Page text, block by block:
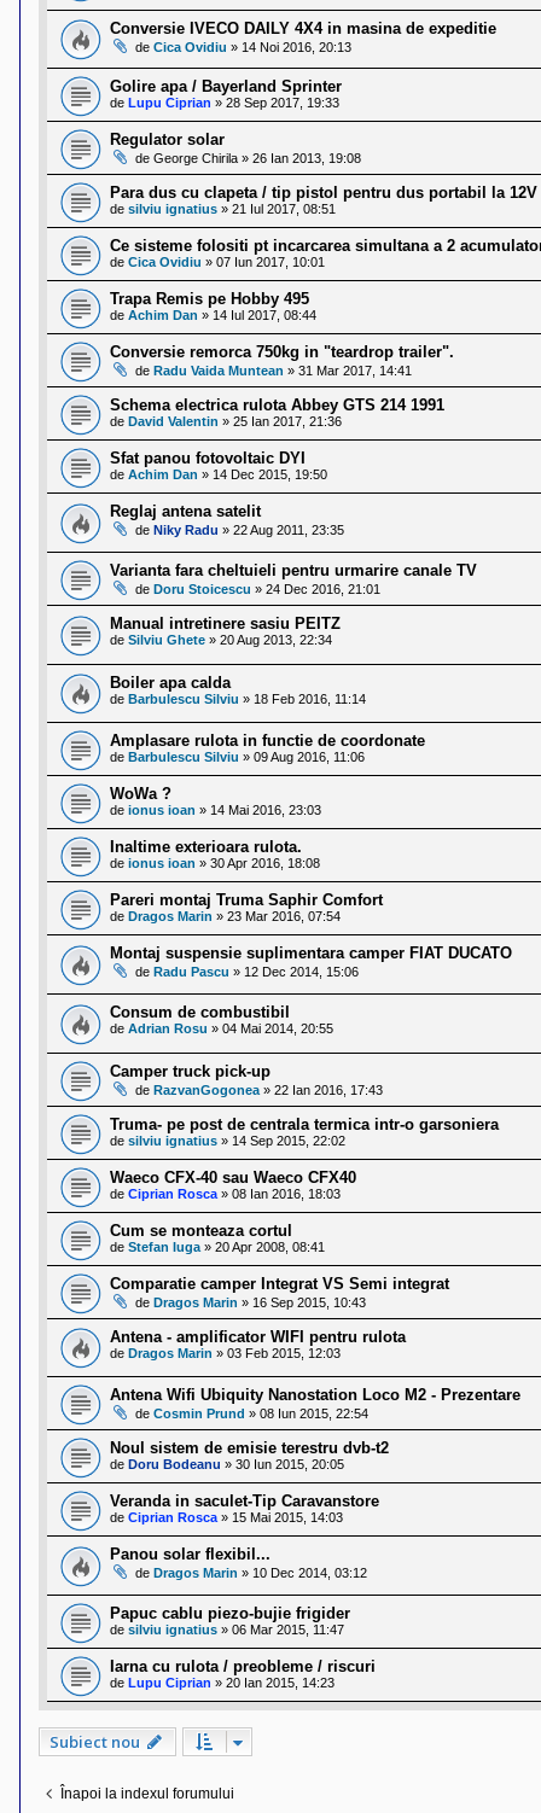
Conversie IVECO DAILY 4X4 in masina de expeditie
de Cica Ovidiu » 14 Noi 2016, 20:13
Golire apa / Bayerland Sprinter
de Lupu Ciprian » 28 Sep 2017, 19:33
Regulator solar
de George Chirila » 26 Ian 2013, 19:08
Para dus cu clapeta / tip pistol pentru dus portabil la 12V
de silviu ignatius » 21 Iul 2017, 08:51
Ce sisteme folositi pt incarcarea simultana a 2
de Cica Ovidiu » 07 Iun 2017, 10:01
Trapa Remis pe Hobby 495
de Achim Dan » 14 Iul 2017, 08:44
Conversie remorca 750kg in "teardrop trailer".
de Radu Vaida Muntean » 31 Mar 2017, 14:41
Schema electrica rulota Abbey GTS 214 1991
de David Valentin » 25 Ian 2017, 21:36
Sfat panou fotovoltaic DYI
de Achim Dan » 14 Dec 2015, 19:50
Reglaj antena satelit
de Niky Radu » 22 Aug 2011, 23:35
Varianta fara cheltuieli pentru urmarire canale TV
de Doru Stoicescu » 24 Dec 2016, 21:01
Manual intretinere sasiu PEITZ
de Silviu Ghete » 20 Aug 2013, 22:34
Boiler apa calda
de Barbulescu Silviu » 18 Feb 2016, 11:14
Amplasare rulota in functie de coordonate
de Barbulescu Silviu » 09 Aug 2016, 11:06
WoWa ?
de ionus ioan » 14 Mai 2016, 23:03
Inaltime exterioara rulota.
de ionus ioan » 30 Apr 2016, 18:08
Pareri montaj Truma Saphir Comfort
de Dragos Marin » 23 Mar 2016, 07:54
Montaj suspensie suplimentara camper FIAT DUCATO
de Radu Pascu » 12 Dec 2014, 15:06
Consum de combustibil
de Adrian Rosu » 04 Mai 2014, 20:55
Camper truck pick-up
de RazvanGogonea » 22 Ian 2016, 17:43
Truma- pe post de centrala termica intr-o garsoniera
de silviu ignatius » 14 Sep 2015, 22:02
Waeco CFX-40 sau Waeco CFX40
de Ciprian Rosca » 08 Ian 2016, 18:03
Cum se monteaza cortul
de Stefan Iuga » 20 Apr 2008, 08:41
Comparatie camper Integrat VS Semi integrat
de Dragos Marin » 16 Sep 2015, 10:43
Antena - amplificator WIFI pentru rulota
de Dragos Marin » 03 Feb 2015, 12:03
Antena Wifi Ubiquity Nanostation Loco M2 - Prezentare
de Cosmin Prund » 08 Iun 2015, 22:54
Noul sistem de emisie terestru dvb-t2
de Doru Bodeanu » 30 Iun 2015, 20:05
Veranda in saculet-Tip Caravanstore
de Ciprian Rosca » 15 Mai 2015, 14:03
Panou solar flexibil...
de Dragos Marin » 10 Dec 2014, 03:12
Papuc cablu piezo-bujie frigider
de silviu ignatius » 06 Mar 2015, 11:47
Iarna cu rulota / preobleme / riscuri
de Lupu Ciprian » 20 Ian 2015, 14:23
Subiect nou
Înapoi la indexul forumului